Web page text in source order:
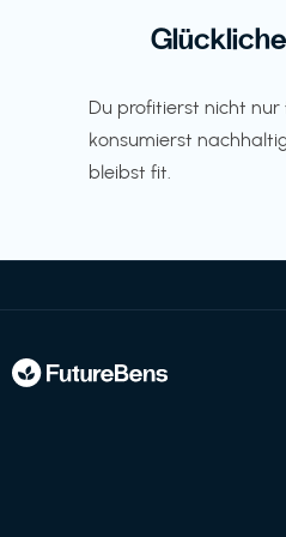
Du profitierst nicht nur
konsumierst
bleibst fit.